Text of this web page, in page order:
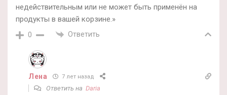
недействительным или не может быть применён на
продукты в вашей корзине.»
0 Ответить
Лена 7 лет назад
Ответить на Daria